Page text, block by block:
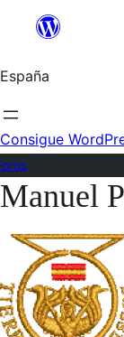
Saltar
contenido
España
Consigue
Saltar
contenido
Manuel